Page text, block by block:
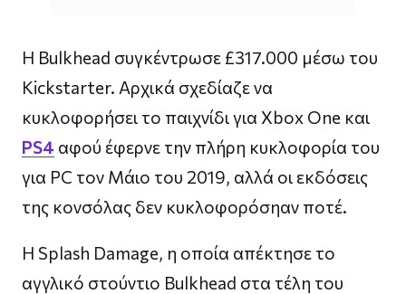
Η Bulkhead συγκέντρωσε £317.000 μέσω του
Kickstarter. Αρχικά σχεδίαζε να
κυκλοφορήσει το παιχνίδι για Xbox One και
PS4 αφού έφερνε την πλήρη κυκλοφορία του
για PC τον Μάιο του 2019, αλλά οι εκδόσεις
της κονσόλας δεν κυκλοφορόσηαν ποτέ.
Η Splash Damage, η οποία απέκτησε το
αγγλικό στούντιο Bulkhead στα τέλη του